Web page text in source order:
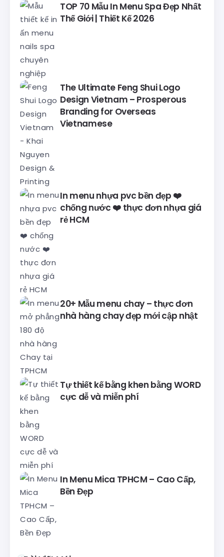
TOP 70 Mẫu In Menu Spa Đẹp Nhất
Thế Giới | Thiết Kế 2026
The Ultimate Feng Shui Logo
Design Vietnam – Prosperous
Branding for Overseas
Vietnamese
In menu nhựa pvc bền đẹp ❤️
chống nước ❤️ thực đơn nhựa giá
rẻ HCM
20+ Mẫu menu chay – thực đơn
nhà hàng chay đẹp mới cập nhật
Tự thiết kế bằng khen bằng WORD
cực dễ và miễn phí
In Menu Mica TPHCM – Cao Cấp,
Bền Đẹp